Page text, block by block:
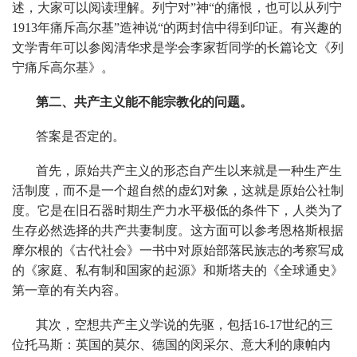
述，大家可以阅读理解。列宁对”神“的痛恨，也可以从列宁
1913年痛斥高尔基”造神说“的两封信中得到印证。有兴趣的
文学青年可以参阅清华求是学会李家哲同学的长篇论文《列
宁痛斥高尔基》。
第二、共产主义能不能宗教化的问题。
答案是否定的。
首先，原始共产主义的形态自产生以来就是一种生产生
活制度，而不是一个超自然的虚幻对象，这就是原始公社制
度。它是在旧石器时期生产力水平极低的条件下，人类为了
生存必然选择的共产共妻制度。这方面可以参考恩格斯根据
摩尔根的《古代社会》一书中对原始部落民族志的考察写成
的《家庭、私有制和国家的起源》和斯塔夫的《全球通史》
第一章的有关内容。
其次，空想共产主义学说的先驱，包括16-17世纪的三
位托马斯：英国的莫尔、德国的闵采尔、意大利的康帕内